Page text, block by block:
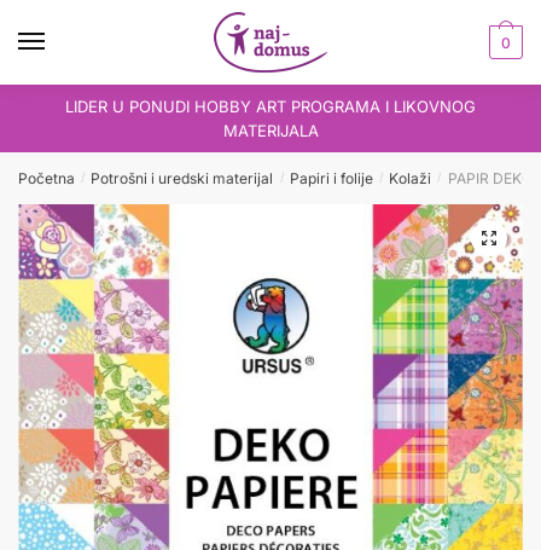
0
LIDER U PONUDI HOBBY ART PROGRAMA I LIKOVNOG
MATERIJALA
Početna / Potrošni i uredski materijal / Papiri i folije / Kolaži / PAPIR